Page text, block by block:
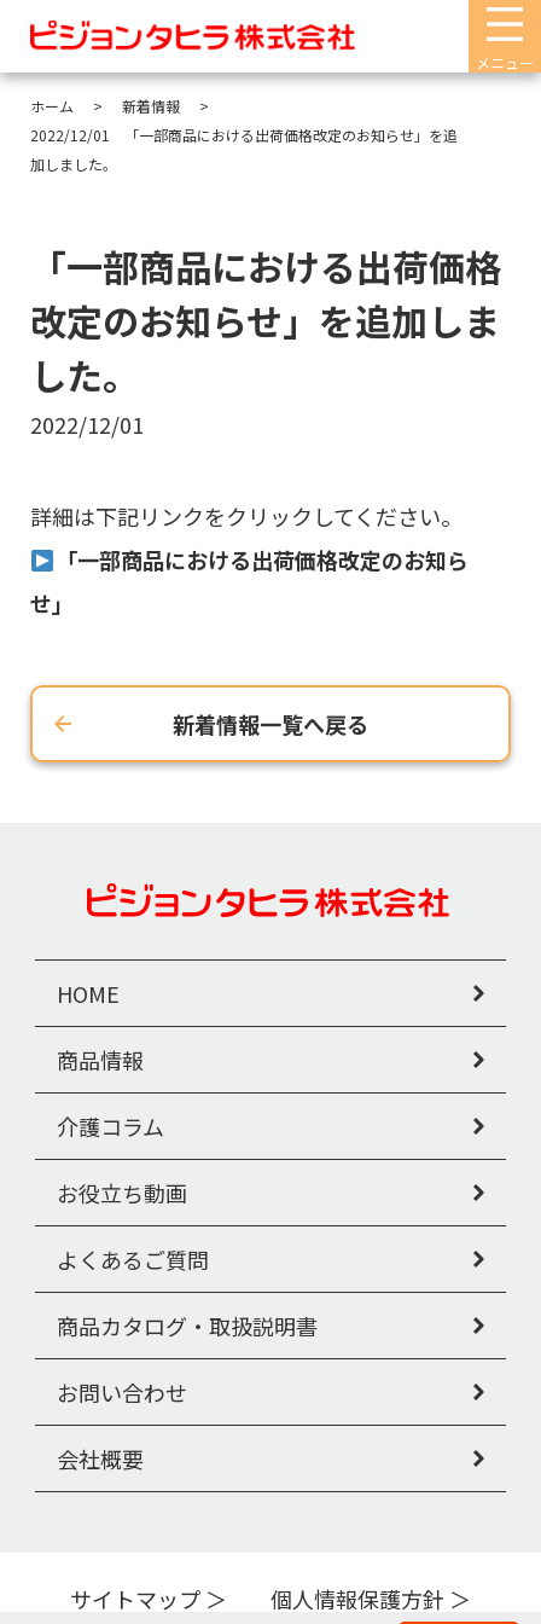
メニュー
ホーム
新着情報
2022/12/01 「一部商品における出荷価格改定のお知らせ」を追
加しました。
「一部商品における出荷価格
改定のお知らせ」を追加しま
した。
2022/12/01
詳細は下記リンクをクリックしてください。
「一部商品における出荷価格改定のお知ら
せ」
新着情報一覧へ戻る
HOME
商品情報
介護コラム
お役立ち動画
よくあるご質問
商品カタログ・取扱説明書
お問い合わせ
会社概要
サイトマップ 個人情報保護方針